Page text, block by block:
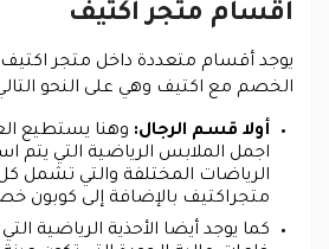
أقسام متجر اكتيف
يوجد أقسام متعددة داخل متجر اكتيف
الخصم مع اكتيف وهي على النحو
أولا قسم الرجال: وهنا يستطيع
اجمل الملابس الرياضية التي يتم
الرياضات المختلفة والتي تشمل
متجراكتيف بالإضافة إلى كوبون
كما يوجد أيضا الأحذية الرياضية